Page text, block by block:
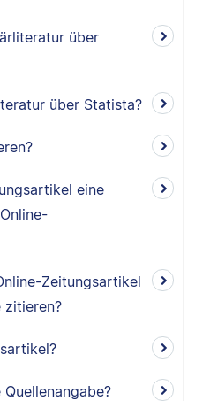
über
über Statista?
eine
Zeitungsartikel
zitieren?